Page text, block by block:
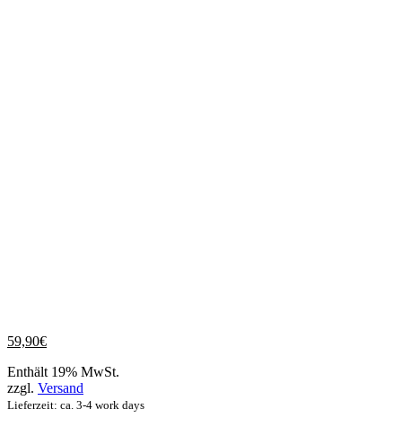
59,90€
Enthält 19% MwSt.
zzgl. Versand
Lieferzeit: ca. 3-4 work days